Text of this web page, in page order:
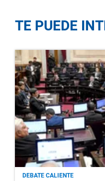
TE PUEDE
DEBATE CALIENTE